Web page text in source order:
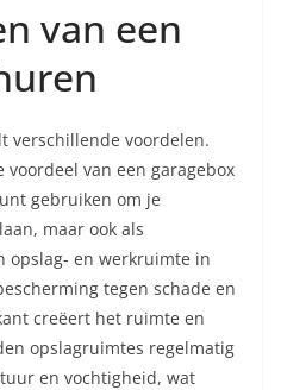
van een
verschillende voordelen.
van een garagebox
gebruiken om je
maar ook als
opslag- en werkruimte in
tegen schade en
creëert het ruimte en
opslagruimtes regelmatig
en vochtigheid, wat